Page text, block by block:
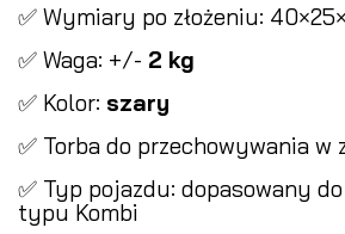
✅ Wymiary po złożeniu:
✅ Waga: +/- 2 kg
✅ Kolor: szary
✅ Torba do przechowywania w
✅ Typ pojazdu: dopasowany
typu Kombi